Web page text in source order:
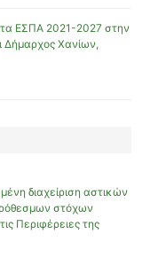
ΕΣΠΑ 2021-2027 στην
Δήμαρχος Χανίων,
διαχείριση αστικών
στόχων
Περιφέρειες της